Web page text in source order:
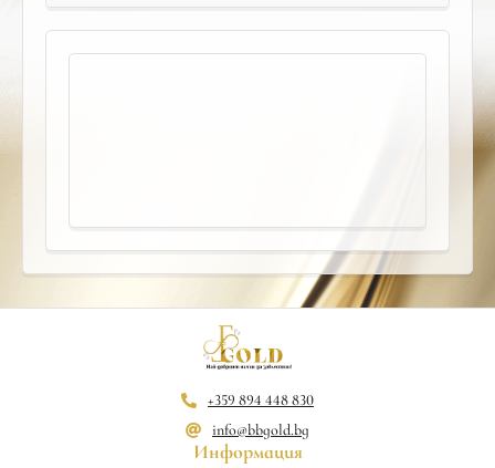
+359 894 448 830
info@bbgold.bg
Информация